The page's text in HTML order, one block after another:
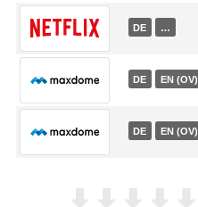
DE …
DE EN (OV)
DE EN (OV)